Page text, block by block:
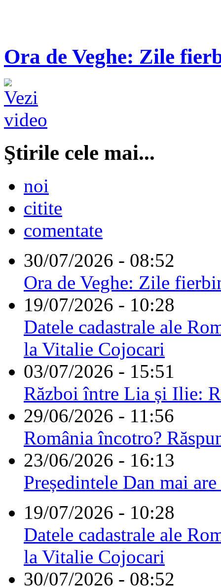
Ora de Veghe: Zile
Ştirile cele mai...
noi
citite
comentate
30/07/2026 - 08:52
Ora de Veghe: Zile
19/07/2026 - 10:28
Datele cadastrale ale
la Vitalie Cojocari
03/07/2026 - 15:51
Război între Lia și Ilie:
29/06/2026 - 11:56
România încotro?
23/06/2026 - 16:13
Președintele Dan mai
19/07/2026 - 10:28
Datele cadastrale ale
la Vitalie Cojocari
30/07/2026 - 08:52